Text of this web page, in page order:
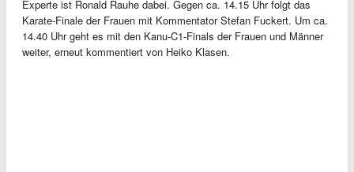
Experte ist Ronald Rauhe dabei. Gegen ca. 14.15 Uhr folgt das
Karate-Finale der Frauen mit Kommentator Stefan Fuckert. Um ca.
14.40 Uhr geht es mit den Kanu-C1-Finals der Frauen und Männer
weiter, erneut kommentiert von Heiko Klasen.